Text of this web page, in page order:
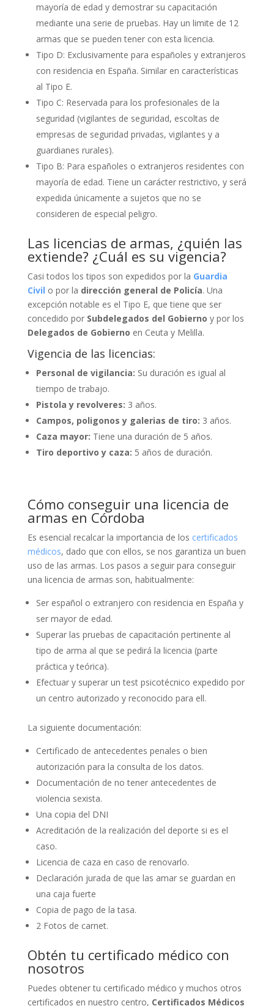
mayoría de edad y demostrar su capacitación
mediante una serie de pruebas. Hay un limite de 12
armas que se pueden tener con esta licencia.
Tipo D: Exclusivamente para españoles y extranjeros
con residencia en España. Similar en características
al Tipo E.
Tipo C: Reservada para los profesionales de la
seguridad (vigilantes de seguridad, escoltas de
empresas de seguridad privadas, vigilantes y a
guardianes rurales).
Tipo B: Para españoles o extranjeros residentes con
mayoría de edad. Tiene un carácter restrictivo, y será
expedida únicamente a sujetos que no se
consideren de especial peligro.
Las licencias de armas, ¿quién las
extiende? ¿Cuál es su vigencia?
Casi todos los tipos son expedidos por la Guardia
Civil o por la dirección general de Policía. Una
excepción notable es el Tipo E, que tiene que ser
concedido porSubdelegados del Gobierno y por los
Delegados de Gobierno en Ceuta y Melilla.
Vigencia de las licencias:
Personal de vigilancia: Su duración es igual al
tiempo de trabajo.
Pistola y revolveres: 3 años.
Campos, poligonos y galerias de tiro: 3 años.
Caza mayor: Tiene una duración de 5 años.
Tiro deportivo y caza: 5 años de duración.
Cómo conseguir una licencia de
armas en Córdoba
Es esencial recalcar la importancia de los certificados
médicos, dado que con ellos, se nos garantiza un buen
uso de las armas. Los pasos a seguir para conseguir
una licencia de armas son, habitualmente:
Ser español o extranjero con residencia en España y
ser mayor de edad.
Superar las pruebas de capacitación pertinente al
tipo de arma al que se pedirá la licencia (parte
práctica y teórica).
Efectuar y superar un test psicotécnico expedido por
un centro autorizado y reconocido para ell.
La siguiente documentación:
Certificado de antecedentes penales o bien
autorización para la consulta de los datos.
Documentación de no tener antecedentes de
violencia sexista.
Una copia del DNI
Acreditación de la realización del deporte si es el
caso.
Licencia de caza en caso de renovarlo.
Declaración jurada de que las amar se guardan en
una caja fuerte
Copia de pago de la tasa.
2 Fotos de carnet.
Obtén tu certificado médico con
nosotros
Puedes obtener tu certificado médico y muchos otros
certificados en nuestro centro, Certificados Médicos